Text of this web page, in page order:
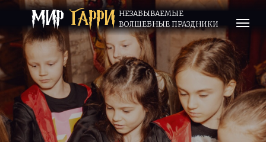
НЕЗАБЫВАЕМЫЕ
ВОЛШЕБНЫЕ ПРАЗДНИКИ
МИР ГАРРИ